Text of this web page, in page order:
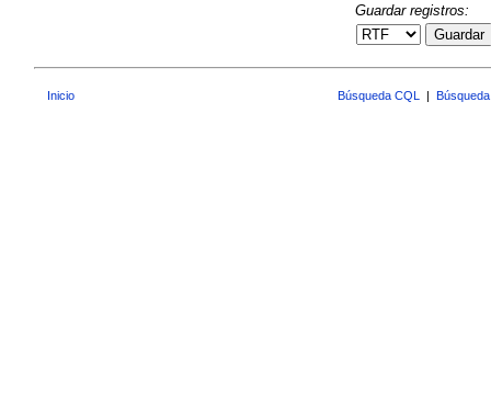
Guardar registros:
Guardar
Inicio Búsqueda CQL